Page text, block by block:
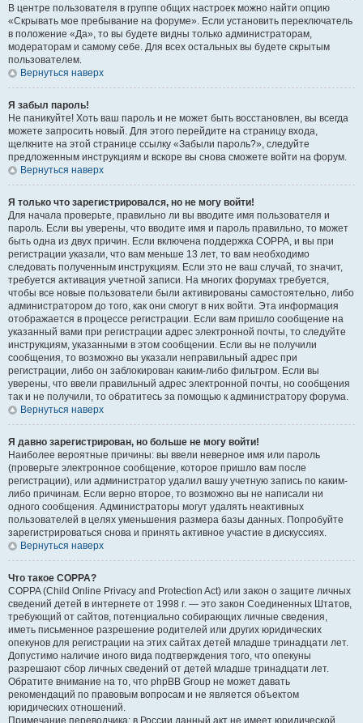
В центре пользователя в группе общих настроек можно найти опцию
«Скрывать мое пребывание на форуме». Если установить переключатель
в положение «Да», то вы будете видны только администраторам,
модераторам и самому себе. Для всех остальных вы будете скрытым
пользователем.
Вернуться наверх
Я забыл пароль!
Не паникуйте! Хоть ваш пароль и не может быть восстановлен, вы всегда
можете запросить новый. Для этого перейдите на страницу входа,
щелкните на этой странице ссылку «Забыли пароль?», следуйте
предложенным инструкциям и вскоре вы снова сможете войти на форум.
Вернуться наверх
Я только что зарегистрировался, но не могу войти!
Для начала проверьте, правильно ли вы вводите имя пользователя и
пароль. Если вы уверены, что вводите имя и пароль правильно, то может
быть одна из двух причин. Если включена поддержка COPPA, и вы при
регистрации указали, что вам меньше 13 лет, то вам необходимо
следовать полученным инструкциям. Если это не ваш случай, то значит,
требуется активация учетной записи. На многих форумах требуется,
чтобы все новые пользователи были активированы самостоятельно, либо
администратором до того, как они смогут в них войти. Эта информация
отображается в процессе регистрации. Если вам пришло сообщение на
указанный вами при регистрации адрес электронной почты, то следуйте
инструкциям, указанными в этом сообщении. Если вы не получили
сообщения, то возможно вы указали неправильный адрес при
регистрации, либо он заблокирован каким-либо фильтром. Если вы
уверены, что ввели правильный адрес электронной почты, но сообщения
так и не получили, то обратитесь за помощью к администратору форума.
Вернуться наверх
Я давно зарегистрирован, но больше не могу войти!
Наиболее вероятные причины: вы ввели неверное имя или пароль
(проверьте электронное сообщение, которое пришло вам после
регистрации), или администратор удалил вашу учетную запись по каким-
либо причинам. Если верно второе, то возможно вы не написали ни
одного сообщения. Администраторы могут удалять неактивных
пользователей в целях уменьшения размера базы данных. Попробуйте
зарегистрироваться снова и принять активное участие в дискуссиях.
Вернуться наверх
Что такое COPPA?
COPPA (Child Online Privacy and Protection Act) или закон о защите личных
сведений детей в интернете от 1998 г. — это закон Соединенных Штатов,
требующий от сайтов, потенциально собирающих личные сведения,
иметь письменное разрешение родителей или других юридических
опекунов для регистрации на этих сайтах детей младше тринадцати лет.
Допустимо наличие иного вида подтверждения того, что опекуны
разрешают сбор личных сведений от детей младше тринадцати лет.
Обратите внимание на то, что phpBB Group не может давать
рекомендаций по правовым вопросам и не является объектом
юридических отношений.
Примечание переводчика: в России данный акт не имеет юридической